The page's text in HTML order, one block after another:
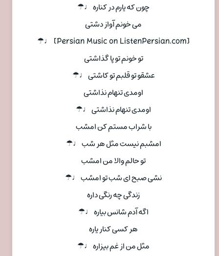
چون که یارم در کناره ♩☂
می خونم آواز دشتی
[Persian Music on ListenPersian.com] ♩☂
تو خونم تو پا گذاشتی
عشقو تو قلبم تو کاشتی ♩☂
اومدی تنهام نذاشتی
اومدی تنهام نذاشتی ♩☂
با شراب مستم کن امشب
امشبم نیست مثل هر شب ♩☂
تو حالم والا من امشب
نشی صبح ای شب تو امشب ♩☂
زندگی چه رنگی داره
اگه آدم شانس بیاره ♩☂
هر کسی کنار یاره
مثل من از غم بیزاره ♩☂